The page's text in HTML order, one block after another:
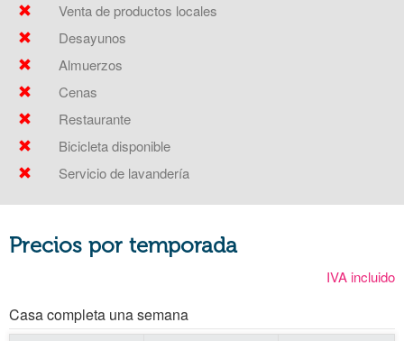
Venta de productos locales
Desayunos
Almuerzos
Cenas
Restaurante
Bicicleta disponible
Servicio de lavandería
Precios por temporada
IVA incluido
Casa completa una semana